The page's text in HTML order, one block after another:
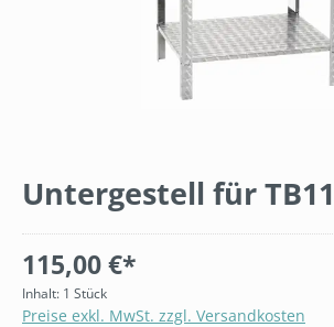
Untergestell für
115,00 €*
Inhalt: 1 Stück
Preise exkl. MwSt. zzgl. Versandkosten